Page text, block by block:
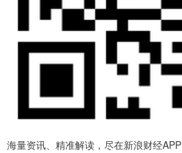
海量资讯、精准解读，尽在新浪财经APP